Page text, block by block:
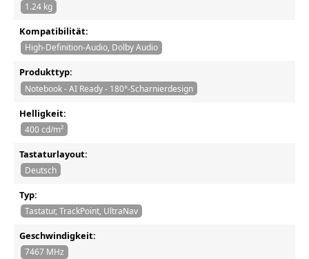
1.24 kg
Kompatibilität:
High-Definition-Audio, Dolby Audio
Produkttyp:
Notebook - AI Ready - 180°-Scharnierdesign
Helligkeit:
400 cd/m²
Tastaturlayout:
Deutsch
Typ:
Tastatur, TrackPoint, UltraNav
Geschwindigkeit:
7467 MHz